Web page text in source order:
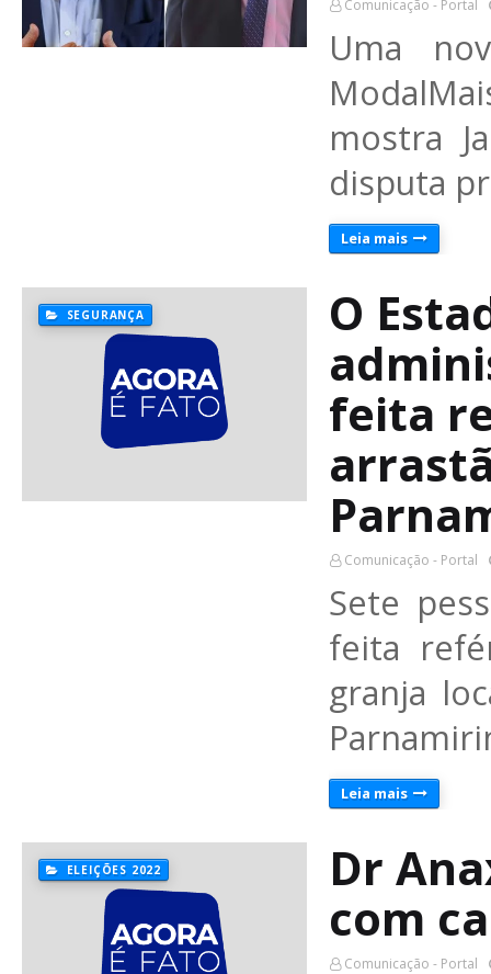
Comunicação - Portal
Uma
mostra
disputa
Leia mais
SEGURANÇA
O
feita
Comunicação - Portal
Sete
feita
granja
Leia mais
ELEIÇÕES 2022
Dr
com
Comunicação - Portal